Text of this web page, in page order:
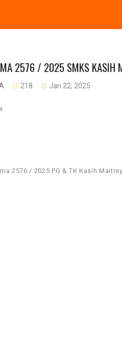
2576 / 2025 ‪SMKS KASIH
218 Jan 22, 2025
2576 / 2025 PG & TK Kasih